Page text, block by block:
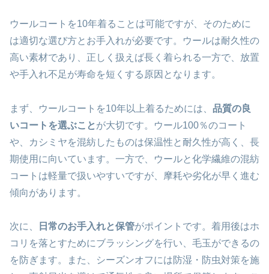
ウールコートを10年着ることは可能ですが、そのために
は適切な選び方とお手入れが必要です。ウールは耐久性の
高い素材であり、正しく扱えば長く着られる一方で、放置
や手入れ不足が寿命を短くする原因となります。
まず、ウールコートを10年以上着るためには、 品質の良
いコートを選ぶことが大切です。ウール100％のコート
や、カシミヤを混紡したものは保温性と耐久性が高く、長
期使用に向いています。一方で、ウールと化学繊維の混紡
コートは軽量で扱いやすいですが、摩耗や劣化が早く進む
傾向があります。
次に、 日常のお手入れと保管がポイントです。着用後はホ
コリを落とすためにブラッシングを行い、毛玉ができるの
を防ぎます。また、シーズンオフには防湿・防虫対策を施